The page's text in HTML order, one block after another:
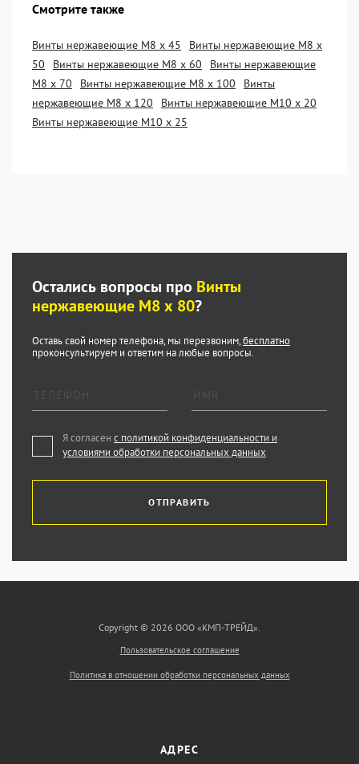
Смотрите также
Винты нержавеющие М8 х 45
Винты нержавеющие М8 х
50
Винты нержавеющие М8 х 60
Винты нержавеющие
М8 х 70
Винты нержавеющие М8 х 100
Винты
нержавеющие М8 х 120
Винты нержавеющие М10 х 20
Винты нержавеющие М10 х 25
Остались вопросы про Винты
нержавеющие М8 х 80?
Оставь свой номер телефона, мы перезвоним,бесплатно
проконсультируем и ответим на любые вопросы.
Я согласен с политикой конфиденциальности и
условиями обработки персональных данных
ОТПРАВИТЬ
Copyright © 2026 ООО «КМП-ТРЕЙД».
Пользовательское соглашение
Политика в отношении обработки персональных данных
АДРЕС